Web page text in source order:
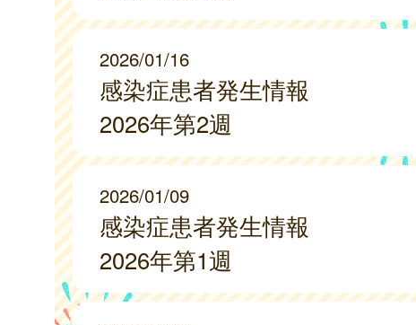
2026/01/16
感染症患者発生情報
2026年第2週
2026/01/09
感染症患者発生情報
2026年第1週